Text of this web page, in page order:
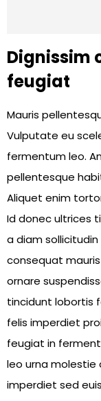
Dignissim
feugiat
Mauris
Vulputate eu
fermentum leo.
pellentesque
Aliquet enim
Id donec ultrices
a diam
consequat
ornare
tincidunt lobortis
felis imperdiet
feugiat in
leo urna molestie
imperdiet sed